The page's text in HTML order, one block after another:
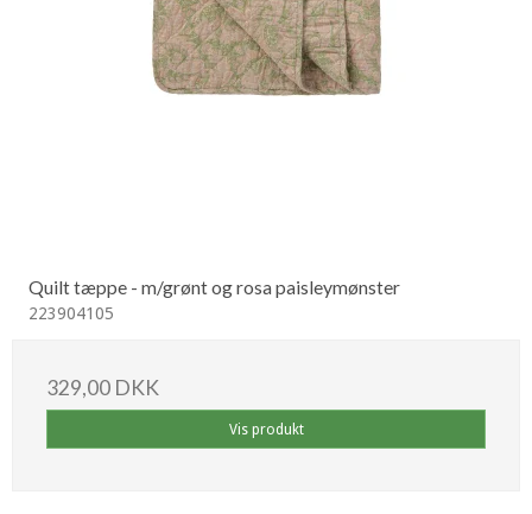
Quilt tæppe - m/grønt og rosa paisleymønster
223904105
329,00 DKK
Vis produkt